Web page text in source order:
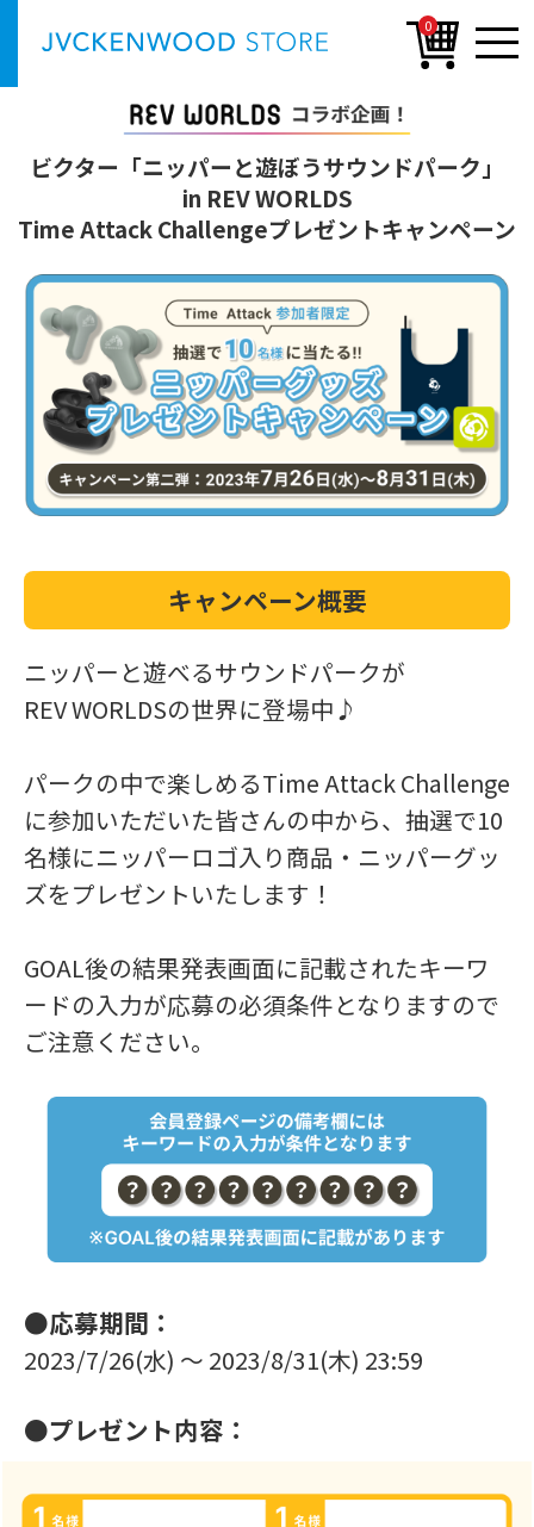
0
ビクター「ニッパーと遊ぼうサウンドパーク」
in REV WORLDS
Time Attack Challengeプレゼントキャンペーン
キャンペーン概要
ニッパーと遊べるサウンドパークが
REV WORLDSの世界に登場中♪
パークの中で楽しめるTime Attack Challenge
に参加いただいた皆さんの中から、抽選で10
名様にニッパーロゴ入り商品・ニッパーグッ
ズをプレゼントいたします！
GOAL後の結果発表画面に記載されたキーワ
ードの入力が応募の必須条件となりますので
ご注意ください。
●応募期間：
2023/7/26(水) ～ 2023/8/31(木) 23:59
●プレゼント内容：